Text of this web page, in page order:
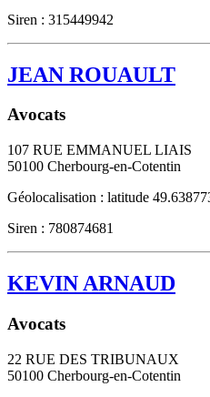
Siren : 315449942
JEAN ROUAULT
Avocats
107 RUE EMMANUEL LIAIS
50100 Cherbourg-en-Cotentin
Géolocalisation : latitude
Siren : 780874681
KEVIN ARNAUD
Avocats
22 RUE DES TRIBUNAUX
50100 Cherbourg-en-Cotentin